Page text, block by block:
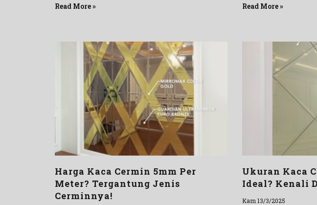
Read More » Read More »
Harga Kaca Cermin 5mm Per
Meter? Tergantung Jenis
Cerminnya!
Ukuran Kaca
Ideal? Kenali
Kam 13/3/2025